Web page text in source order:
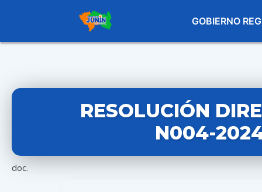
GOBIERNO
RESOLUCIÓN
N004-
doc.